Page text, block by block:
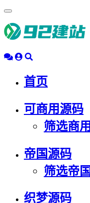
动
导
首页
可商用源码
筛选商用
帝国源码
筛选帝国
织梦源码